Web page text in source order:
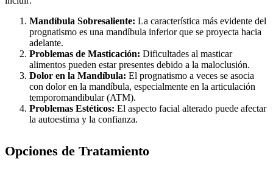
Mandíbula Sobresaliente: La característica más evidente del
prognatismo es una mandíbula inferior que se proyecta hacia
adelante.
Problemas de Masticación: Dificultades al masticar
alimentos pueden estar presentes debido a la maloclusión.
Dolor en la Mandíbula: El prognatismo a veces se asocia
con dolor en la mandíbula, especialmente en la articulación
temporomandibular (ATM).
Problemas Estéticos: El aspecto facial alterado puede afectar
la autoestima y la confianza.
Opciones de Tratamiento